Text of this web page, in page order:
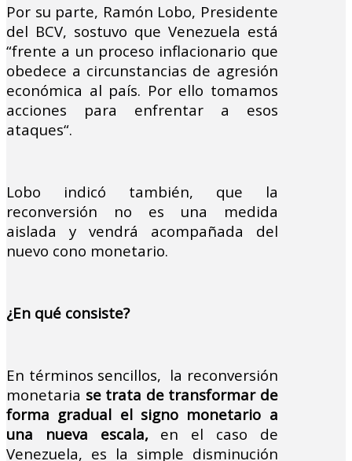
Por su parte, Ramón Lobo, Presidente
del BCV, sostuvo que Venezuela está
“frente a un proceso inflacionario que
obedece a circunstancias de agresión
económica al país. Por ello tomamos
acciones para enfrentar a esos
ataques“.
Lobo indicó también, que la
reconversión no es una medida
aislada y vendrá acompañada del
nuevo cono monetario.
¿En qué consiste?
En términos sencillos, la reconversión
monetaria se trata de transformar de
forma gradual el signo monetario a
una nueva escala, en el caso de
Venezuela, es la simple disminución